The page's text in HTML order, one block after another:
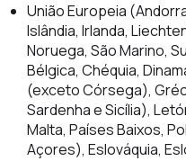
União Europeia
Islândia, Irlanda,
Noruega, São Marino,
Bélgica, Chéquia,
(exceto Córsega),
Sardenha e Sicília),
Malta, Países Baixos,
Açores), Eslováquia,